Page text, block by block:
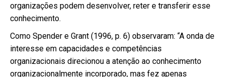
organizações podem desenvolver, reter e transferir esse
conhecimento.
Como Spender e Grant (1996, p. 6) observaram: “A onda de
interesse em capacidades e competências
organizacionais direcionou a atenção ao conhecimento
organizacionalmente incorporado, mas fez apenas